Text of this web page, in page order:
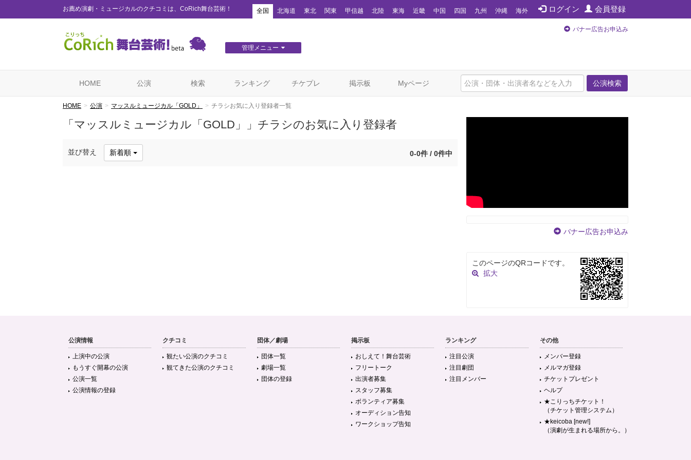
お薦め演劇・ミュージカルのクチコミは、CoRich舞台芸術！ ログイン 会員登録
全国 北海道 東北 関東 甲信越 北陸 東海 近畿 中国 四国 九州 沖縄 海外
管理メニュー
バナー広告お申込み
公演検索
HOME 公演 検索 ランキング チケプレ 掲示板 Myページ
HOME 公演 マッスルミュージカル「GOLD」 チラシお気に入り登録者一覧
「マッスルミュージカル「GOLD」」チラシのお気に入り登録者
並び替え 新着順 0-0件 / 0件中
バナー広告お申込み
このページのQRコードです。
拡大
公演情報
上演中の公演
もうすぐ開幕の公演
公演一覧
公演情報の登録
クチコミ
観たい公演のクチコミ
観てきた公演のクチコミ
団体／劇場
団体一覧
劇場一覧
団体の登録
掲示板
おしえて！舞台芸術
フリートーク
出演者募集
スタッフ募集
ボランティア募集
オーディション告知
ワークショップ告知
ランキング
注目公演
注目劇団
注目メンバー
その他
メンバー登録
メルマガ登録
チケットプレゼント
ヘルプ
★こりっちチケット！
（チケット管理システム）
★keicoba [new!]
（演劇が生まれる場所から。）